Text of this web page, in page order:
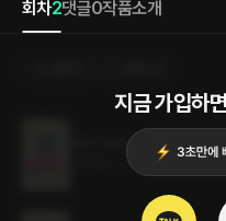
솟아올랐다. 눈살을 찌푸리며 아래를 내
회차2댓글0작품소개
지금 가입하
세이 더 워드 (SAY THE
2024.03.14